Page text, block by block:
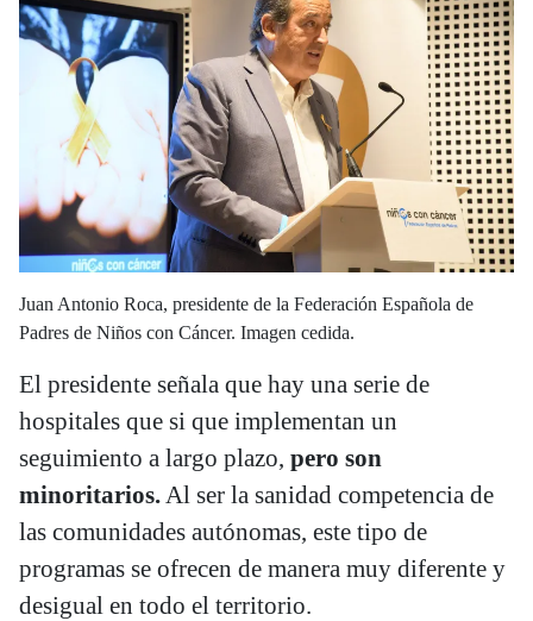
Juan Antonio Roca, presidente de la Federación Española de
Padres de Niños con Cáncer. Imagen cedida.
El presidente señala que hay una serie de
hospitales que si que implementan un
seguimiento a largo plazo, pero son
minoritarios. Al ser la sanidad competencia de
las comunidades autónomas, este tipo de
programas se ofrecen de manera muy diferente y
desigual en todo el territorio.